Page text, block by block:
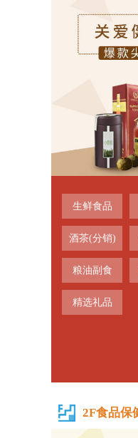
生鲜食品
酒茶(分销)
粮油副食
精选礼品
2F食品保